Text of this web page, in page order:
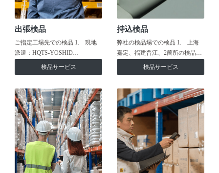
出張検品
ご指定工場先での検品 1. 現地
派遣：HQTS-YOSHID…
検品サービス
持込検品
弊社の検品場での検品 1. 上海
嘉定、福建晋江、2箇所の検品…
検品サービス